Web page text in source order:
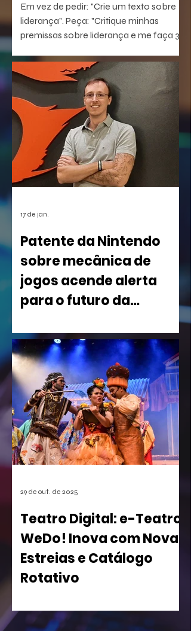
Em vez de pedir: "Crie um texto sobre
liderança". Peça: "Critique minhas
premissas sobre liderança e me faça 3
conseguindo responder".
Patente da Nintendo
sobre mecânica de
jogos acende alerta
para o futuro da
Nintendo nos Estados Unidos está
causando um rebuliço no mundo dos
games. A empresa conseguiu o registro
de uma mecânica de invocação de
personagens secundários durante o
jogo, uma função super comum em
RPGs e jogos de ação. A medida, que
pode afetar o desenvolvimento de
centenas de futuros títulos, é vista
como um risco, especialmente para os
17 de jan.
Teatro Digital: e-Teatro
WeDo! Inova com Novas
Estreias e Catálogo
Rotativo
sua Casa de Espetáculos Virtual com
29 de out. de 2025